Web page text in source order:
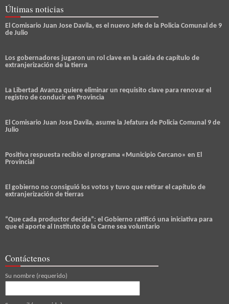
Últimas noticias
El Comisario Juan Jose Davila, es el nuevo Jefe de la Policia Comunal de 9
de Julio
Los gobernadores jugaron un rol clave en la caída de capítulo de
extranjerización de la tierra
La Libertad Avanza quiere eliminar un requisito clave para renovar el
registro de conducir en Provincia
El Comisario Juan Jose Davila, asume la Jefatura de Policia Comunal 9 de
Julio
Positiva respuesta recibio el programa «Municipio Cercano» en El
Provincial
El gobierno no consiguió los votos y tuvo que retirar el capítulo de
extranjerización de tierras
“Que cada productor decida”: el Gobierno ratificó una iniciativa para
que el aporte al Instituto de la Carne sea voluntario
Contáctenos
Su nombre (requerido)